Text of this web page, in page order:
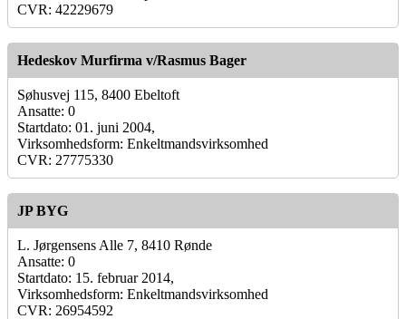
CVR: 42229679
Hedeskov Murfirma v/Rasmus Bager
Søhusvej 115, 8400 Ebeltoft
Ansatte: 0
Startdato: 01. juni 2004,
Virksomhedsform: Enkeltmandsvirksomhed
CVR: 27775330
JP BYG
L. Jørgensens Alle 7, 8410 Rønde
Ansatte: 0
Startdato: 15. februar 2014,
Virksomhedsform: Enkeltmandsvirksomhed
CVR: 26954592